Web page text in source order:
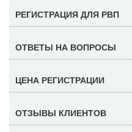
РЕГИСТРАЦИЯ ДЛЯ РВП
ОТВЕТЫ НА ВОПРОСЫ
ЦЕНА РЕГИСТРАЦИИ
ОТЗЫВЫ КЛИЕНТОВ